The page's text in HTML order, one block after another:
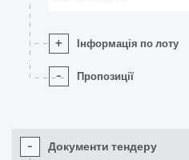
+ Інформація по лоту
- Пропозиції
- Документи тендеру